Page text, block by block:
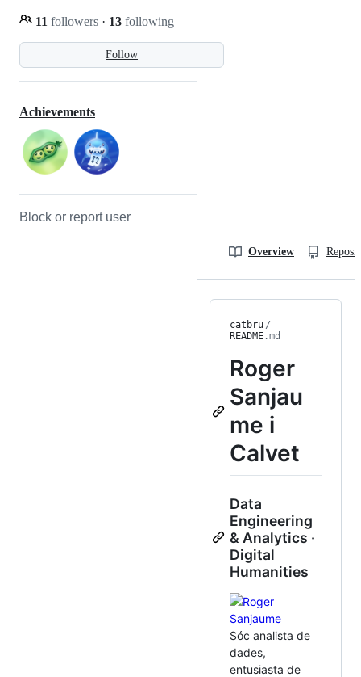
Follow
11 followers · 13 following
Achievements
Block or report user
Overview
catbru /
README.md
Roger
Sanjau
me i
Calvet
Data
Engineering
& Analytics ·
Digital
Humanities
Sóc analista de
dades,
entusiasta de